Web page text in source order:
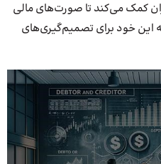
کمک می‌کند تا صورت‌های مالی
این خود برای تصمیم‌گیری‌های